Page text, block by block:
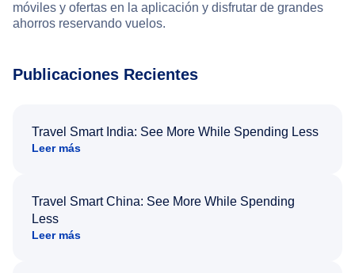
móviles y ofertas en la aplicación y disfrutar de grandes
ahorros reservando vuelos.
Publicaciones Recientes
Travel Smart India: See More While Spending Less
Leer más
Travel Smart China: See More While Spending
Less
Leer más